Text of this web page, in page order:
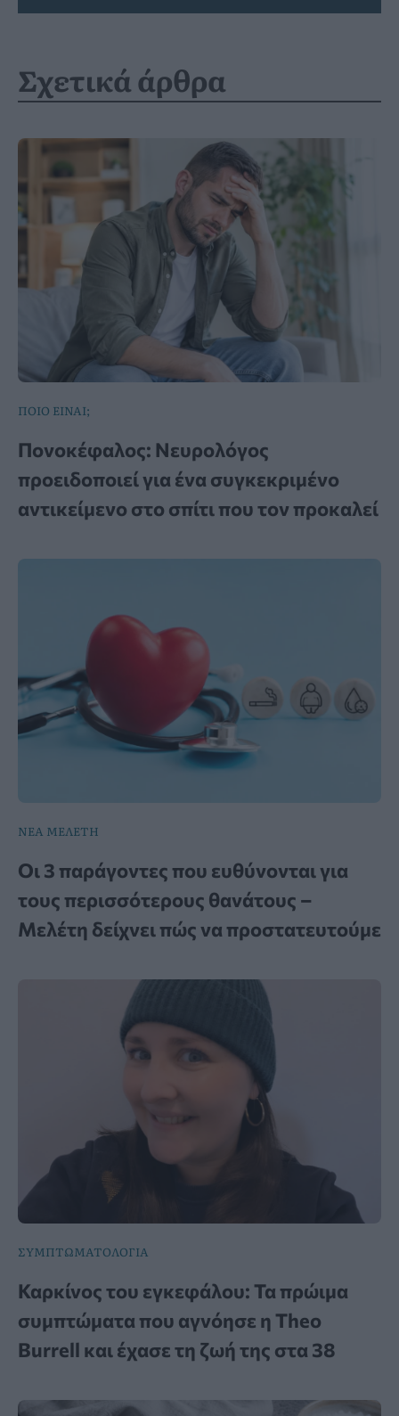
Σχετικά άρθρα
ΠΟΙΟ ΕΙΝΑΙ;
Πονοκέφαλος: Νευρολόγος
προειδοποιεί για ένα συγκεκριμένο
αντικείμενο στο σπίτι που τον προκαλεί
ΝΕΑ ΜΕΛΕΤΗ
Οι 3 παράγοντες που ευθύνονται για
τους περισσότερους θανάτους –
Μελέτη δείχνει πώς να προστατευτούμε
ΣΥΜΠΤΩΜΑΤΟΛΟΓΙΑ
Καρκίνος του εγκεφάλου: Τα πρώιμα
συμπτώματα που αγνόησε η Theo
Burrell και έχασε τη ζωή της στα 38